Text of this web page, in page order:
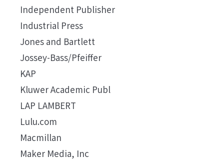
Independent Publisher
Industrial Press
Jones and Bartlett
Jossey-Bass/Pfeiffer
KAP
Kluwer Academic Publ
LAP LAMBERT
Lulu.com
Macmillan
Maker Media, Inc